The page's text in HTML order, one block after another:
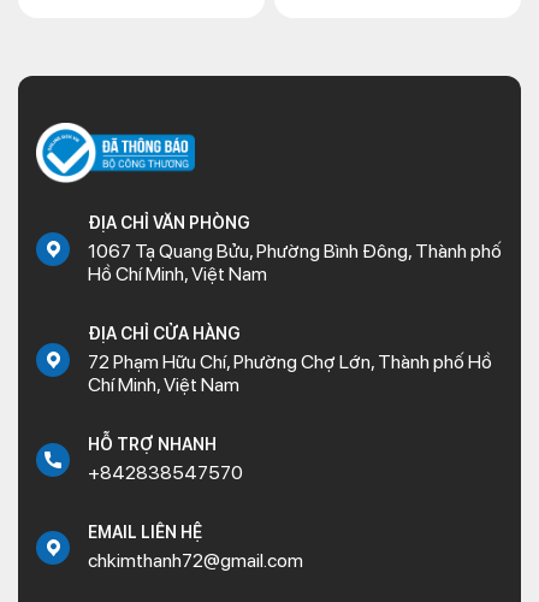
ĐỊA CHỈ VĂN PHÒNG
1067 Tạ Quang Bửu, Phường Bình Đông, Thành phố
Hồ Chí Minh, Việt Nam
ĐỊA CHỈ CỬA HÀNG
72 Phạm Hữu Chí, Phường Chợ Lớn, Thành phố Hồ
Chí Minh, Việt Nam
HỖ TRỢ NHANH
+842838547570
EMAIL LIÊN HỆ
chkimthanh72@gmail.com